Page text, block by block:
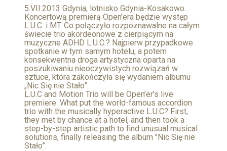
5.VII.2013 Gdynia, lotnisko Gdynia-Kosakowo.
Koncertową premierą Open’era będzie występ
L.U.C. i MT. Co połączyło rozpoznawalne na całym
świecie trio akordeonowe z cierpiącym na
muzyczne ADHD L.U.C.? Najpierw przypadkowe
spotkanie w tym samym hotelu, a potem
konsekwentna droga artystyczna oparta na
poszukiwaniu nieoczywistych rozwiązań w
sztuce, która zakończyła się wydaniem albumu
„Nic Się nie Stało”.
L.U.C and Motion Trio will be Open’er's live
premiere. What put the world-famous accordion
trio with the musically hyperactive L.U.C? First,
they met by chance at a hotel, and then took a
step-by-step artistic path to find unusual musical
solutions, finally releasing the album "Nic Się nie
Stało”.